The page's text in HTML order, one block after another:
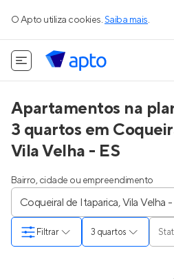
O Apto utiliza cookies. Saiba mais.
Apartamentos na
3 quartos em
Vila Velha - ES
Bairro, cidade ou empreendimento
3 quartos
Filtrar